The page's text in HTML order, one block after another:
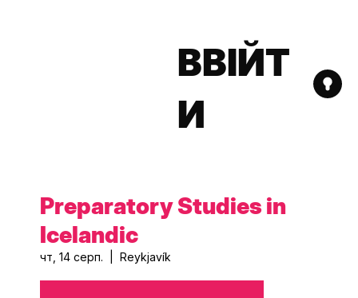
ВВІЙТ
И
Preparatory Studies in
Icelandic
чт, 14 серп. Reykjavík